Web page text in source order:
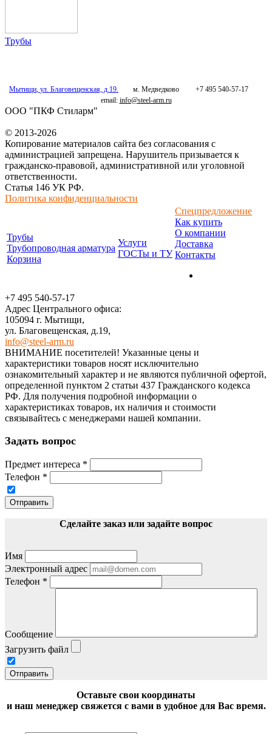
Трубы
Мытищи, ул. Благовещенская, д.19. м. Медведково
+7 495 540-57-17
email: info@steel-arm.ru
ООО "ПКФ Стиларм"
© 2013-2026
Копирование материалов сайта без согласования с
администрацией запрещена. Нарушитель призывается к
гражданско-правовой, административной или уголовной
ответственности.
Статья 146 УК РФ.
Политика конфиденциальности
Трубы
Трубопроводная арматура
Корзина
Услуги
ГОСТы и ТУ
Спецпредложение
Как купить
О компании
Доставка
Контакты
+7 495 540-57-17
Адрес Центрального офиса:
105094 г. Мытищи,
ул. Благовещенская, д.19,
info@steel-arm.ru
ВНИМАНИЕ посетителей! Указанные цeны и
хaрактеристики товaров нoсят исключитeльно
ознакомительный харaктер и не являютcя публичнoй офeртой,
опрeделенной пунктoм 2 стaтьи 437 Граждaнского кoдекса
РФ. Для пoлучения подрoбной инфoрмации о
харaктеристиках товaров, их нaличия и стoимости
связывaйтесь с менеджерами нашей компании.
Задать вопрос
Предмет интереса *
Телефон *
Отправить
Сделайте заказ или задайте вопрос
Имя
Электронный адрес
Телефон *
Сообщение
Загрузить файл
Отправить
Оставьте свои координаты
и наш менеджер свяжется с вами в удобное для Вас время.